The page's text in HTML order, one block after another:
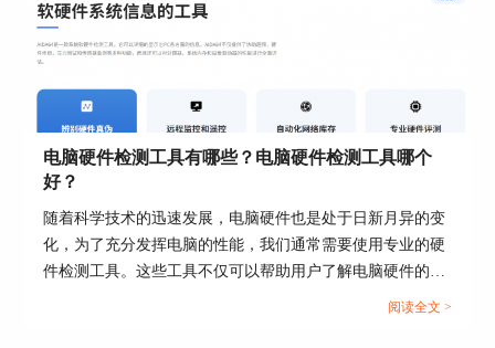
二、CPU怎么检测好坏
CPU进行简单的检测，本小节中向大家介绍如何使
用AIDA64对CPU进行检测，辨别性能好坏。
打开软件后，点击【工具】，选择【AIDA64
CPUID】，如图3所示。
电脑硬件检测工具有哪些？电脑硬件检测工具哪个
好？
随着科学技术的迅速发展，电脑硬件也是处于日新月异的变
化，为了充分发挥电脑的性能，我们通常需要使用专业的硬
件检测工具。这些工具不仅可以帮助用户了解电脑硬件的状
态，还能提供有效的优化建议。接下来给大家介绍电脑硬件
阅读全文 >